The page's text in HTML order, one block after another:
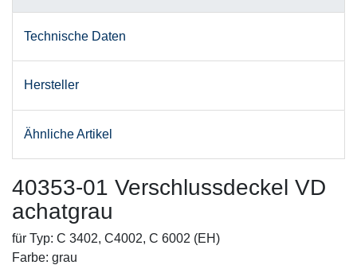
Technische Daten
Hersteller
Ähnliche Artikel
40353-01 Verschlussdeckel VD
achatgrau
für Typ: C 3402, C4002, C 6002 (EH)
Farbe: grau